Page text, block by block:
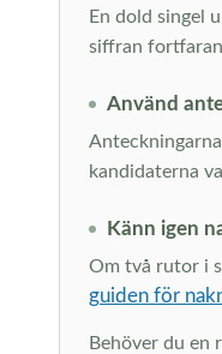
En dold singel
siffran
Använd
kandidaterna
Känn igen
Om två rutor i
guiden för
Behöver du en